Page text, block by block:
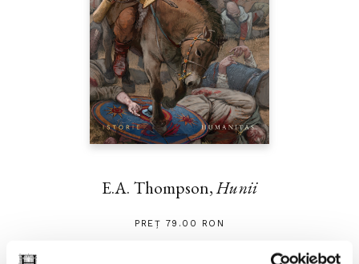
E.A. Thompson,Hunii
PREȚ 79.00 RON